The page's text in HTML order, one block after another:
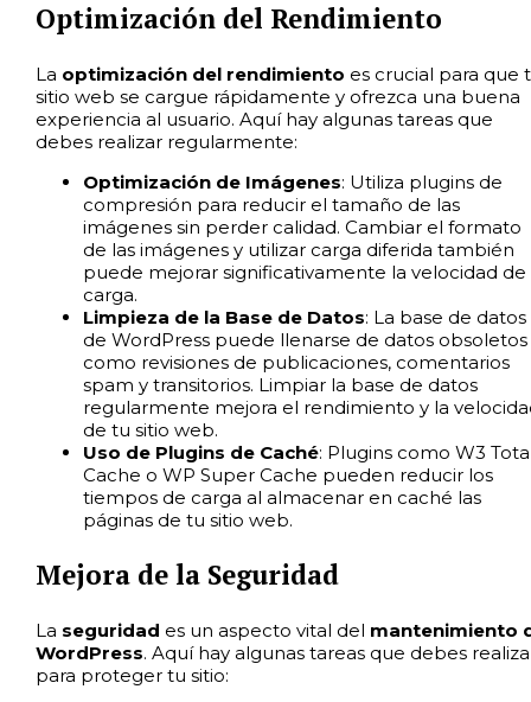
Optimización del Rendimiento
La optimización del rendimiento es crucial para que
sitio web se cargue rápidamente y ofrezca una buena
experiencia al usuario. Aquí hay algunas tareas que
debes realizar regularmente:
Optimización de Imágenes: Utiliza plugins de
compresión para reducir el tamaño de las
imágenes sin perder calidad. Cambiar el formato
de las imágenes y utilizar carga diferida también
puede mejorar significativamente la velocidad de
carga.
Limpieza de la Base de Datos: La base de datos
de WordPress puede llenarse de datos obsoletos
como revisiones de publicaciones, comentarios
spam y transitorios. Limpiar la base de datos
regularmente mejora el rendimiento y la
de tu sitio web.
Uso de Plugins de Caché: Plugins como W3
Cache o WP Super Cache pueden reducir los
tiempos de carga al almacenar en caché las
páginas de tu sitio web.
Mejora de la Seguridad
La seguridad es un aspecto vital del mantenimiento
WordPress. Aquí hay algunas tareas que debes
para proteger tu sitio: